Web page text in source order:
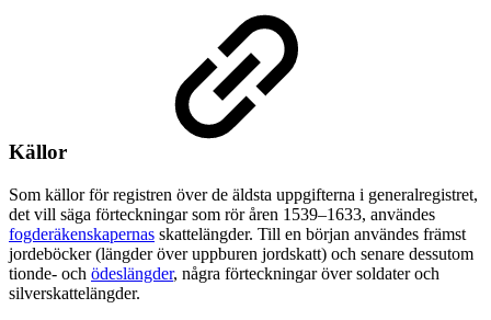
Källor
Som källor för registren över de äldsta uppgifterna i generalregistret,
det vill säga förteckningar som rör åren 1539–1633, användes
fogderäkenskapernas skattelängder. Till en början användes främst
jordeböcker (längder över uppburen jordskatt) och senare dessutom
tionde- och ödeslängder, några förteckningar över soldater och
silverskattelängder.